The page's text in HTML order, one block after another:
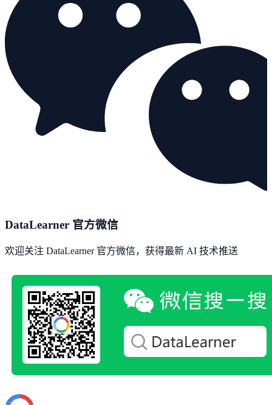
DataLearner 官方微信
欢迎关注 DataLearner 官方微信，获得最新 AI 技术推送